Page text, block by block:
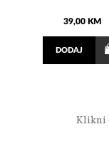
39,00 KM
DODAJ
Klikni